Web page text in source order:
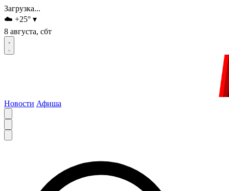
Загрузка...
☁️ +25° ▾
8 августа, сбт
Новости Афиша